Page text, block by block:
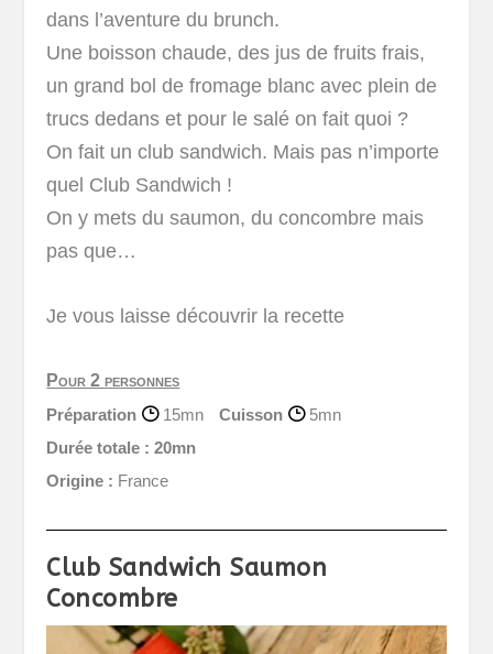
dans l’aventure du brunch.
Une boisson chaude, des jus de fruits frais,
un grand bol de fromage blanc avec plein de
trucs dedans et pour le salé on fait quoi ?
On fait un club sandwich. Mais pas n’importe
quel Club Sandwich !
On y mets du saumon, du concombre mais
pas que…
Je vous laisse découvrir la recette
Pour 2 personnes
Préparation
15mn Cuisson
5mn
Durée totale : 20mn
Origine : France
Club Sandwich Saumon
Concombre